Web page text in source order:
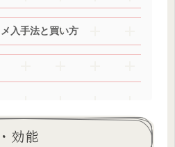
入手法と買い方
効能